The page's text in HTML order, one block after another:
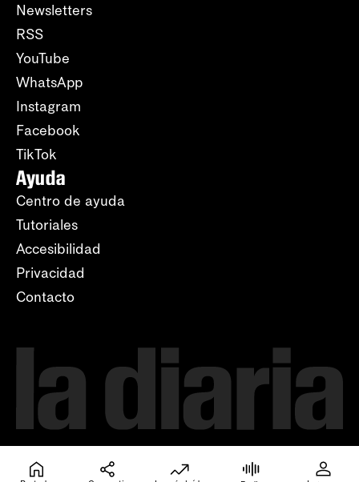
Newsletters
RSS
YouTube
WhatsApp
Instagram
Facebook
TikTok
Ayuda
Centro de ayuda
Tutoriales
Accesibilidad
Privacidad
Contacto